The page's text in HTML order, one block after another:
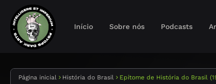
Início Sobre nós Podcasts
Página inicial História do Brasil Epítome de História do Brasil